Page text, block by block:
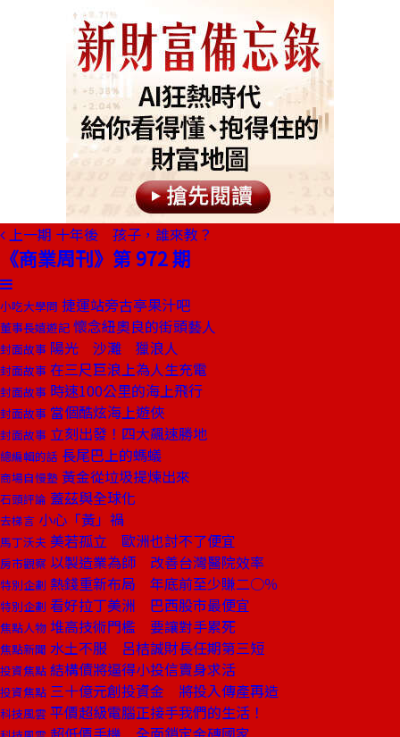
上一期 十年後 孩子，誰來教？
《商業周刊》第 972 期
小吃大學問 捷運站旁古亭果汁吧
董事長嬉遊記 懷念紐奧良的街頭藝人
封面故事 陽光 沙灘 獵浪人
封面故事 在三尺巨浪上為人生充電
封面故事 時速100公里的海上飛行
封面故事 當個酷炫海上遊俠
封面故事 立刻出發！四大飆速勝地
總編輯的話 長尾巴上的螞蟻
商場自慢塾 黃金從垃圾提煉出來
石頭評論 蓋茲與全球化
去梯言 小心「黃」禍
馬丁沃夫 美若孤立 歐洲也討不了便宜
房市觀察 以製造業為師 改善台灣醫院效率
特別企劃 熱錢重新布局 年底前至少賺二○％
特別企劃 看好拉丁美洲 巴西股市最便宜
焦點人物 堆高技術門檻 要讓對手累死
焦點新聞 水土不服 呂桔誠財長任期第三短
投資焦點 結構債將逼得小投信賣身求活
投資焦點 三十億元創投資金 將投入傳產再造
科技風雲 平價超級電腦正接手我們的生活！